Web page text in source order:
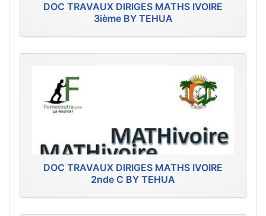
DOC TRAVAUX DIRIGES MATHS IVOIRE
3ième BY TEHUA
DOC TRAVAUX DIRIGES MATHS IVOIRE
2nde C BY TEHUA